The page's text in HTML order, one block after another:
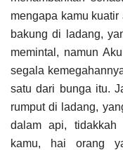
mengapa kamu
bakung di ladang,
memintal, namun
segala
satu dari bunga itu.
rumput di ladang,
dalam api,
kamu, hai orang